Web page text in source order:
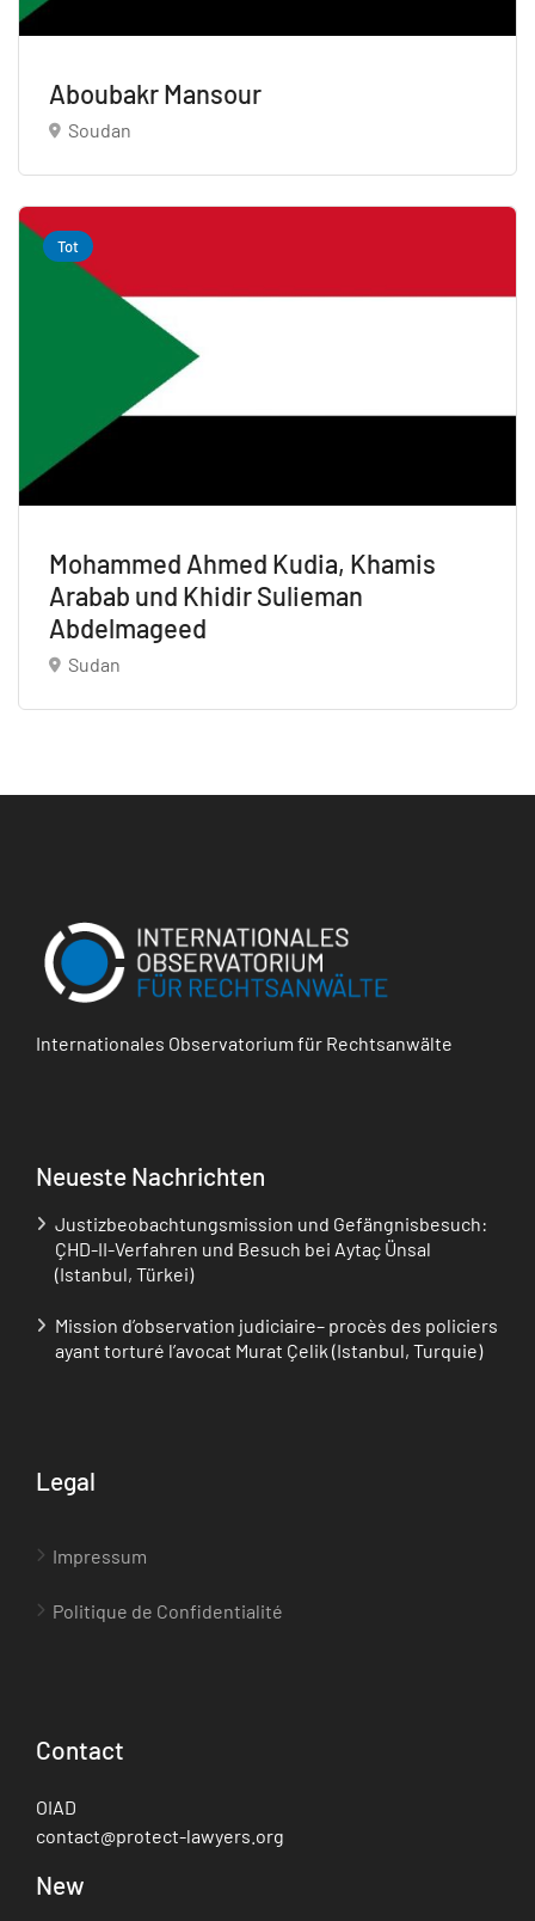
Aboubakr Mansour
Soudan
Tot
Mohammed Ahmed Kudia, Khamis
Arabab und Khidir Sulieman
Abdelmageed
Sudan
Internationales Observatorium für Rechtsanwälte
Neueste Nachrichten
Justizbeobachtungsmission und Gefängnisbesuch:
ÇHD-II-Verfahren und Besuch bei Aytaç Ünsal
(Istanbul, Türkei)
Mission d’observation judiciaire– procès des policiers
ayant torturé l’avocat Murat Çelik (Istanbul, Turquie)
Legal
Impressum
Politique de Confidentialité
Contact
OIAD
contact@protect-lawyers.org
New